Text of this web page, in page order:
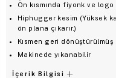
Ön kısmında fiyonk ve logo
Hiphugger kesim (Yüksek
ön plana çıkarır.)
Kısmen geri
Makinede yıkanabilir
İçerik Bilgisi